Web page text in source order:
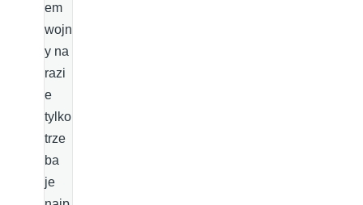
em
wojn
y na
razi
e
tylko
trze
ba
je